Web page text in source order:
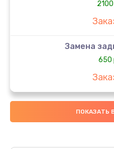
Замена
650
Замена
4000
ПОКАЗАТЬ